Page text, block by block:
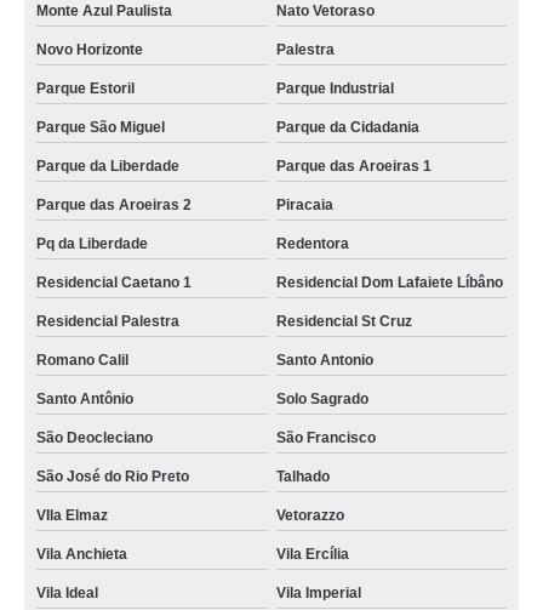
Monte Azul Paulista Nato Vetoraso
Novo Horizonte Palestra
Parque Estoril Parque Industrial
Parque São Miguel Parque da Cidadania
Parque da Liberdade Parque das Aroeiras 1
Parque das Aroeiras 2 Piracaia
Pq da Liberdade Redentora
Residencial Caetano 1 Residencial Dom Lafaiete Líbâno
Residencial Palestra Residencial St Cruz
Romano Calil Santo Antonio
Santo Antônio Solo Sagrado
São Deocleciano São Francisco
São José do Rio Preto Talhado
VIla Elmaz Vetorazzo
Vila Anchieta Vila Ercília
Vila Ideal Vila Imperial